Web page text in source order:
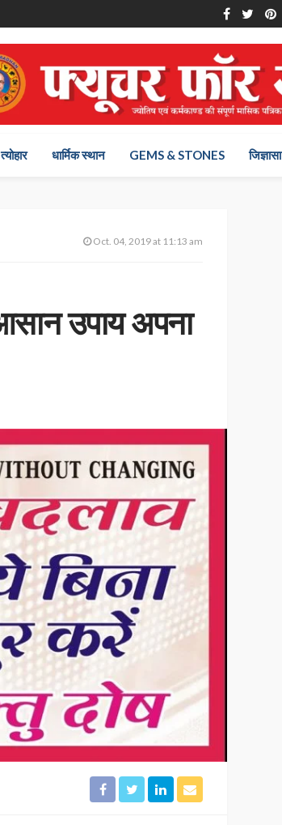
धार्मिक स्थान GEMS & STONES जिज्ञासा
Oct. 04, 2019 at 11:13 am
उपाय अपना